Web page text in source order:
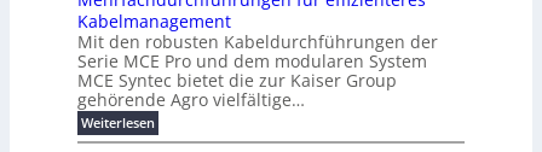
e
n
z
r
d
e
r
u
n
g
u
m
E
n
e
r
g
w
i
c
k
e
l
k
o
r
d
b
e
Kabelmanagement
Mit den robusten Kabeldurchführungen der
Serie MCE Pro und dem modularen System
MCE Syntec bietet die zur Kaiser Group
gehörende Agro vielfältige…
Weiterlesen:
M